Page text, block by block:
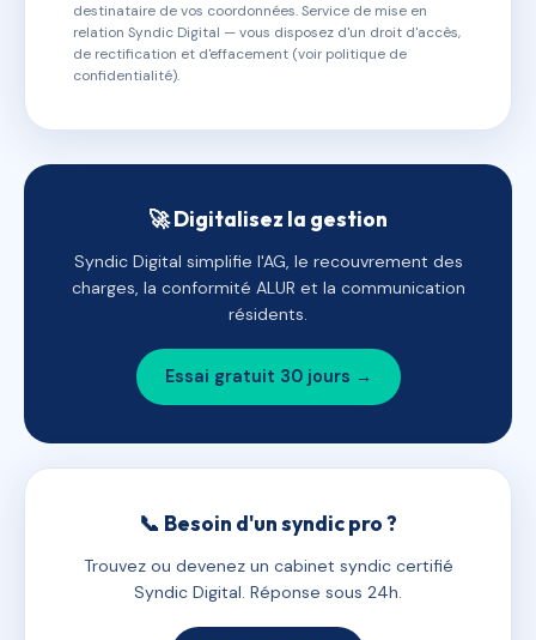
destinataire de vos coordonnées. Service de mise en
relation Syndic Digital — vous disposez d'un droit d'accès,
de rectification et d'effacement (voir politique de
confidentialité).
🚀 Digitalisez la gestion
Syndic Digital simplifie l'AG, le recouvrement des
charges, la conformité ALUR et la communication
résidents.
Essai gratuit 30 jours →
📞 Besoin d'un syndic pro ?
Trouvez ou devenez un cabinet syndic certifié
Syndic Digital. Réponse sous 24h.